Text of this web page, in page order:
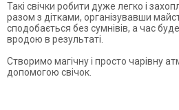
Такі свічки робити дуже легко і
разом з дітками, організувавши
сподобається без сумнівів, а час
вродою в результаті.
Створимо магічну і просто чарівну
допомогою свічок.